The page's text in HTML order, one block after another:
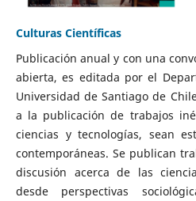
Culturas Científicas
Publicación anual y con una
abierta, es editada por el
Universidad de Santiago de
a la publicación de trabajos
ciencias y tecnologías, sean
contemporáneas. Se publican
discusión acerca de las
desde perspectivas